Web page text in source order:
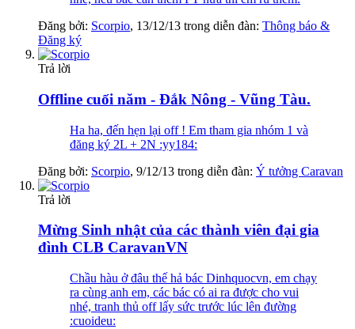
Đăng bởi: Scorpio, 13/12/13 trong diễn đàn: Thông báo &
Đăng ký
Trả lời
Offline cuối năm - Đắk Nông - Vũng Tàu.
Ha ha, đến hẹn lại off ! Em tham gia nhóm 1 và
đăng ký 2L + 2N :yy184:
Đăng bởi: Scorpio, 9/12/13 trong diễn đàn: Ý tưởng Caravan
Trả lời
Mừng Sinh nhật của các thành viên đại gia
đình CLB CaravanVN
Chầu hàu ở đâu thế hả bác Dinhquocvn, em chạy
ra cùng anh em, các bác có ai ra được cho vui
nhé, tranh thủ off lấy sức trước lúc lên đường
:cuoideu: